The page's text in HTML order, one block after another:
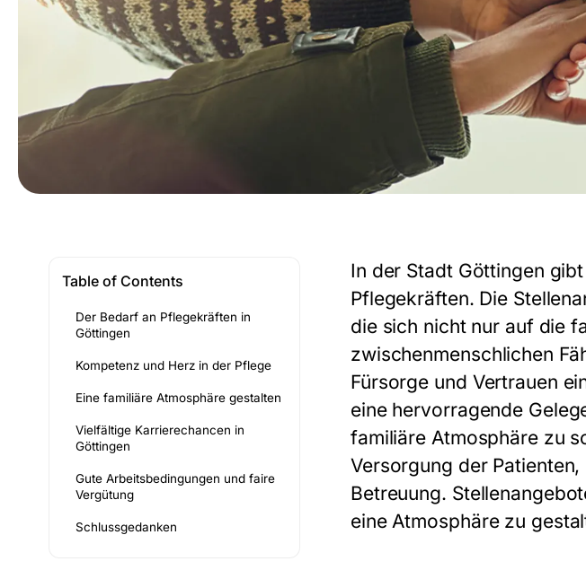
Table of Contents
Der Bedarf an Pflegekräften in
Göttingen
Kompetenz und Herz in der Pflege
Eine familiäre Atmosphäre gestalten
Vielfältige Karrierechancen in
Göttingen
Gute Arbeitsbedingungen und faire
Vergütung
Schlussgedanken
In der Stadt Göttingen
Pflegekräften. Die
die sich nicht nur auf die
zwischenmenschlichen
Fürsorge und Vertrauen
eine hervorragende
familiäre Atmosphäre zu
Versorgung der
Betreuung.
eine Atmosphäre zu